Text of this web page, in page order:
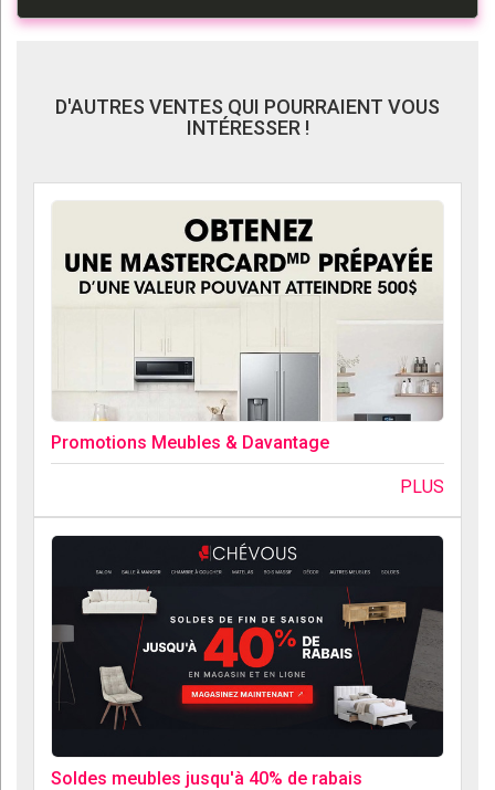
D'AUTRES VENTES QUI POURRAIENT VOUS
INTÉRESSER !
Promotions Meubles & Davantage
PLUS
Soldes meubles jusqu'à 40% de rabais